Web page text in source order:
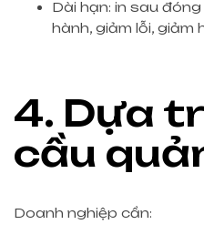
Dài hạn: in sau
hành, giảm lỗi, giảm
4. Dựa
cầu
Doanh nghiệp cần: